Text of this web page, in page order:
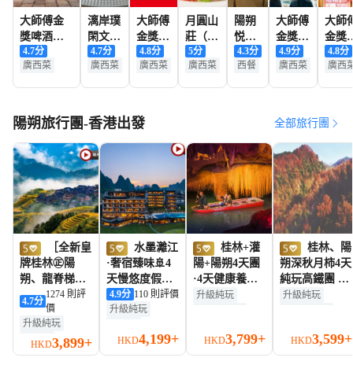
大師傅金
獎啤酒魚
（西街口
總店）
4.7分
廣西菜
漓岸璞
閑文旅
酒店
（陽朔
·璞食·
桂北融
合菜
4.7分
廣西菜
大師傅
金獎啤
酒魚
·(桂花
4.8分
廣西菜
月圓山
莊（十
里畫廊
遇龍河
5分
廣西菜
陽朔
悦榕
莊·明
月餐
4.3分
西餐
大師傅
金獎啤
酒魚
·(魚王
4.9分
廣西菜
大師
金獎
酒魚·
景觀
4.8分
廣西
陽朔旅行團-香港出發 全部旅行團
牌桂林㊣陽
朔、龍脊梯
田］西九龍高
鐵往返 、乘船
漫遊一江四
湖、國賓洞蘆
笛岩、興坪灕
4.7分
1274 則評
價
升級純玩
無購物
含耳機導覽
HKD3,899+
·奢宿臻味🚢4
天慢悠度假之
旅 【保證入住
2晚桂林香格里
voco酒店】穿
山、塔山公
4.9分 110 則評價
升級純玩
贈送手機數據卡
含耳機導覽
HKD4,199+
陽+陽朔4天團
·4天健康養生
之旅 千家洞文
山浴、溶洞探
秘)、靈渠（游
升級純玩
無購物
五星住宿
HKD3,799+
朔深秋月柿4天
純玩高鐵團 古
東瀑布紅楓、
江源山莊月柿
園、竹筏夜遊
升級純玩
無購物 無車販
HKD3,599+